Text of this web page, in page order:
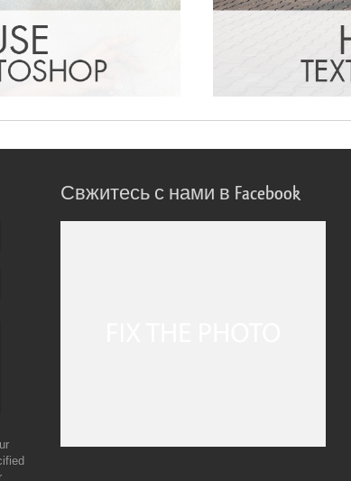
Свжитесь с нами в Facebook